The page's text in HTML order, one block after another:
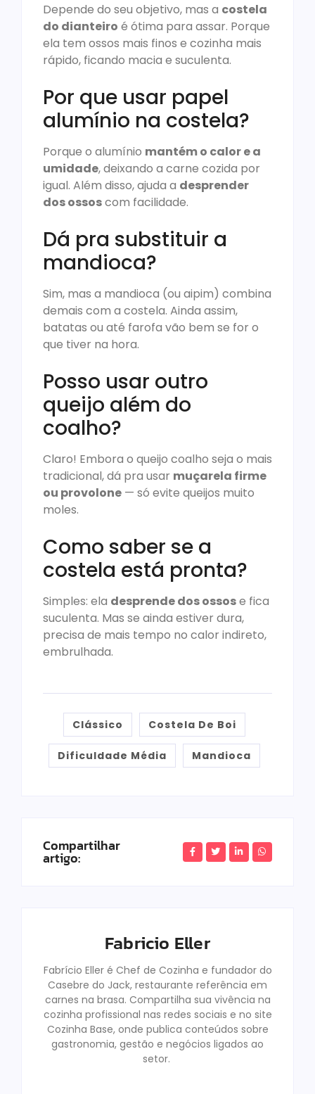
Depende do seu objetivo, mas a costela
do dianteiro é ótima para assar. Porque
ela tem ossos mais finos e cozinha mais
rápido, ficando macia e suculenta.
Por que usar papel
alumínio na costela?
Porque o alumínio mantém o calor e a
umidade, deixando a carne cozida por
igual. Além disso, ajuda a desprender
dos ossoscom facilidade.
Dá pra substituir a
mandioca?
Sim, mas a mandioca (ou aipim) combina
demais com a costela. Ainda assim,
batatas ou até farofa vão bem se for o
que tiver na hora.
Posso usar outro
queijo além do
coalho?
Claro! Embora o queijo coalho seja o mais
tradicional, dá pra usar muçarela firme
ou provolone — só evite queijos muito
moles.
Como saber se a
costela está pronta?
Simples: ela desprende dos ossose fica
suculenta. Mas se ainda estiver dura,
precisa de mais tempo no calor indireto,
embrulhada.
Clássico Costela De Boi
Dificuldade Média Mandioca
Compartilhar
artigo:
Fabricio Eller
Fabrício Eller é Chef de Cozinha e fundador do
Casebre do Jack, restaurante referência em
carnes na brasa. Compartilha sua vivência na
cozinha profissional nas redes sociais e no site
Cozinha Base, onde publica conteúdos sobre
gastronomia, gestão e negócios ligados ao
setor.